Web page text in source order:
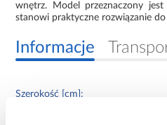
wnętrz. Model przeznaczony
stanowi praktyczne rozwiązanie
Informacje
Szerokość [cm]: